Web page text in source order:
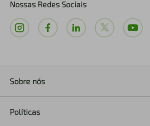
Nossas Redes Sociais
Sobre nós
Políticas